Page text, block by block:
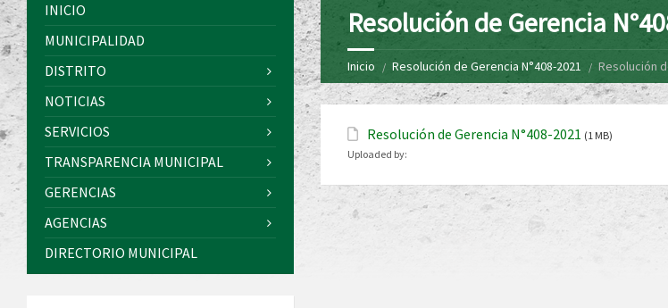
Resolución de Gerencia
Inicio Resolución de Gerencia N°408-2021 Resolución
Resolución de Gerencia N°408-2021 (1 MB)
Uploaded by:
INICIO
MUNICIPALIDAD
DISTRITO
NOTICIAS
SERVICIOS
TRANSPARENCIA MUNICIPAL
GERENCIAS
AGENCIAS
DIRECTORIO MUNICIPAL